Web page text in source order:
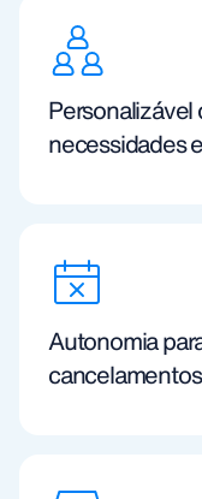
Personalizável
necessidades
Autonomia
cancelamentos